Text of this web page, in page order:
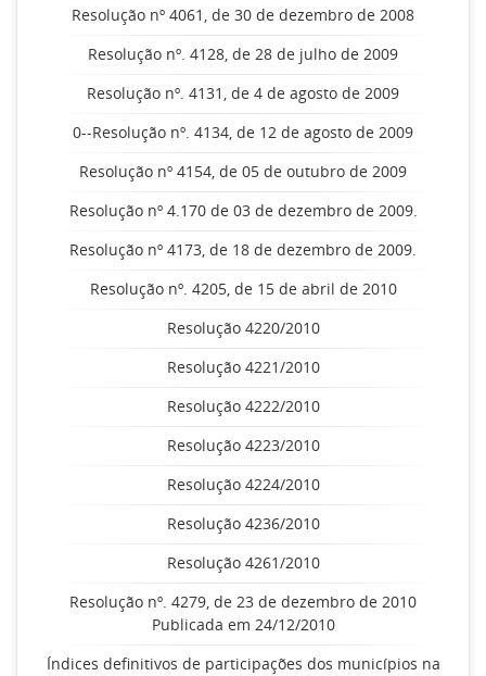
Resolução nº 4061, de 30 de dezembro de 2008
Resolução nº. 4128, de 28 de julho de 2009
Resolução nº. 4131, de 4 de agosto de 2009
0--Resolução nº. 4134, de 12 de agosto de 2009
Resolução nº 4154, de 05 de outubro de 2009
Resolução nº 4.170 de 03 de dezembro de 2009.
Resolução nº 4173, de 18 de dezembro de 2009.
Resolução nº. 4205, de 15 de abril de 2010
Resolução 4220/2010
Resolução 4221/2010
Resolução 4222/2010
Resolução 4223/2010
Resolução 4224/2010
Resolução 4236/2010
Resolução 4261/2010
Resolução nº. 4279, de 23 de dezembro de 2010
Publicada em 24/12/2010
Índices definitivos de participações dos municípios na